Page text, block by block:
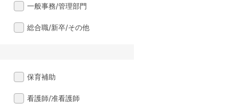
一般事務/管理部門
総合職/新卒/その他
保育補助
看護師/准看護師